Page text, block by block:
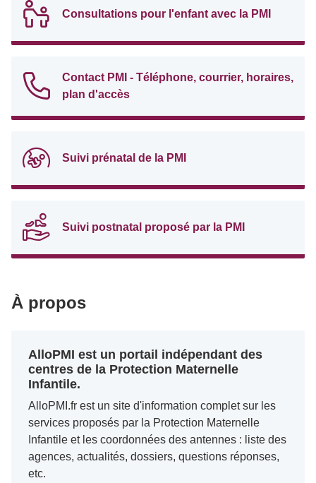
Consultations pour l'enfant avec la PMI
Contact PMI - Téléphone, courrier, horaires,
plan d'accès
Suivi prénatal de la PMI
Suivi postnatal proposé par la PMI
À propos
AlloPMI est un portail indépendant des
centres de la Protection Maternelle
Infantile.
AlloPMI.fr est un site d'information complet sur les
services proposés par la Protection Maternelle
Infantile et les coordonnées des antennes : liste des
agences, actualités, dossiers, questions réponses,
etc.